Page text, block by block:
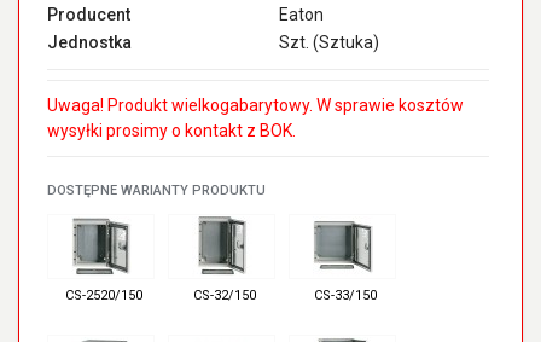
Producent
Eaton
Jednostka
Szt. (Sztuka)
Uwaga! Produkt wielkogabarytowy. W sprawie kosztów
wysyłki prosimy o kontakt z BOK.
DOSTĘPNE WARIANTY PRODUKTU
CS-2520/150 CS-32/150 CS-33/150